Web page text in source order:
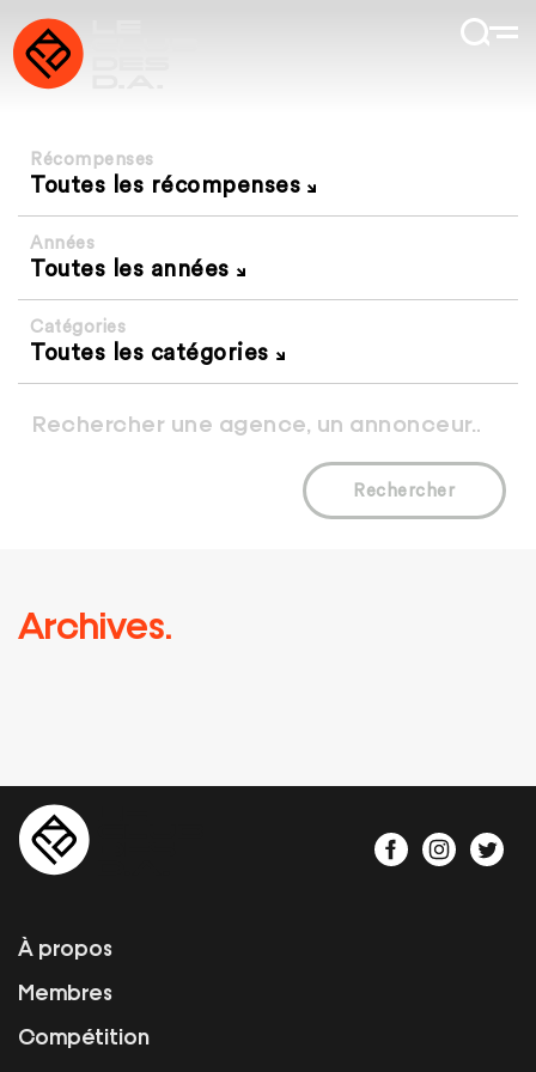
Récompenses
Toutes les récompenses
Années
Toutes les années
Catégories
Toutes les catégories
Rechercher
Archives.
À propos
Membres
Compétition